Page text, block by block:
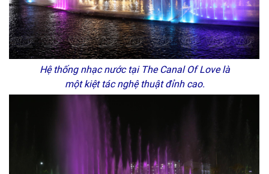
Hệ thống nhạc nước tại The Canal Of Love là
một kiệt tác nghệ thuật đỉnh cao.